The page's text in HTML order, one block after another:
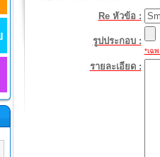
Re หัวข้อ :
รูปประกอบ :
*เฉ
รายละเอียด :